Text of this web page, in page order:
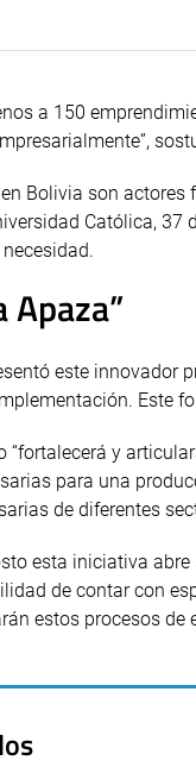
a 150
Bolivia son
Católica,
Apaza”
este
Este
“fortalecerá y
para una
de diferentes
esta iniciativa
de contar con
estos procesos